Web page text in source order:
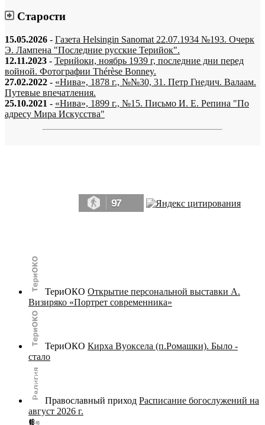
Старости
15.05.2026 - Газета Helsingin Sanomat 22.07.1934 №193. Очерк
Э. Лампена "Последние русские Терийок".
12.11.2023 - Терийоки, ноябрь 1939 г, последние дни перед
войной. Фотографии Thérèse Bonney.
27.02.2022 - «Нива», 1878 г., №№30, 31. Петр Гнедич. Валаам.
Путевые впечатления.
25.10.2021 - «Нива», 1899 г., №15. Письмо И. Е. Репина "По
адресу Мира Искусства"
97
ТериОКО Открытие персональной выставки А.
Визиряко «Портрет современника»
ТериОКО Кирха Вуоксела (п.Ромашки). Было -
стало
Православный приход Расписание богослужений на
август 2026 г.